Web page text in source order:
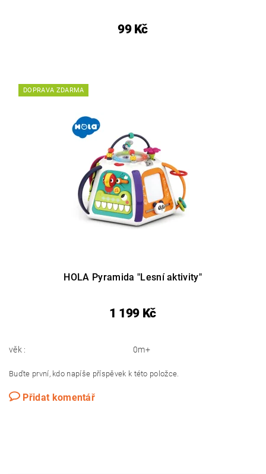
99 Kč
DOPRAVA ZDARMA
HOLA Pyramida "Lesní aktivity"
1 199 Kč
věk : 0m+
Buďte první, kdo napíše příspěvek k této položce.
Přidat komentář